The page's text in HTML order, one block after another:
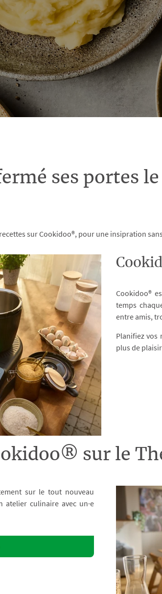
ses portes
sur Cookidoo®, pour une insipration
Cookidoo®
temps
entre amis,
Planifiez vos
plus de
sur le
sur le tout nouveau
atelier culinaire avec un·e